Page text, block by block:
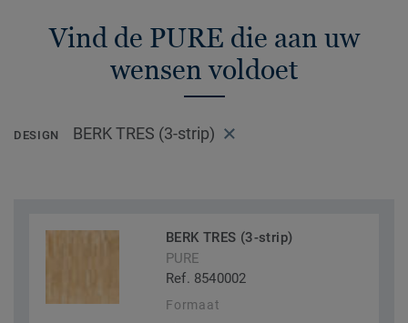
Vind de PURE die aan uw
wensen voldoet
DESIGN BERK TRES (3-strip)
BERK TRES (3-strip)
PURE
Ref. 8540002
Formaat